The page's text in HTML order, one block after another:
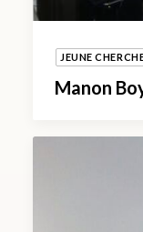
JEUNE
Manon